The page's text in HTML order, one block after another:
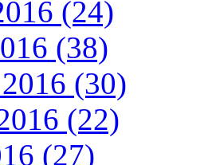
(24)
(38)
(30)
(22)
(27)